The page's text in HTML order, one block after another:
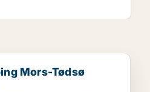
Tødsø Pastorat, Morsø P...
Mors-Tødsø